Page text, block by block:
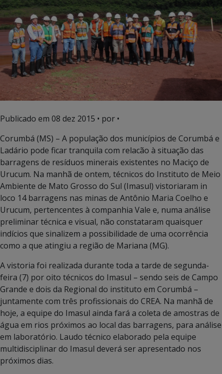
Publicado em 08 dez 2015 • por •
Corumbá (MS) – A população dos municípios de Corumbá e
Ladário pode ficar tranquila com relacão à situação das
barragens de resíduos minerais existentes no Maciço de
Urucum. Na manhã de ontem, técnicos do Instituto de Meio
Ambiente de Mato Grosso do Sul (Imasul) vistoriaram in
loco 14 barragens nas minas de Antônio Maria Coelho e
Urucum, pertencentes à companhia Vale e, numa análise
preliminar técnica e visual, não constataram quaisquer
indícios que sinalizem a possibilidade de uma ocorrência
como a que atingiu a região de Mariana (MG).
A vistoria foi realizada durante toda a tarde de segunda-
feira (7) por oito técnicos do Imasul – sendo seis de Campo
Grande e dois da Regional do instituto em Corumbá –
juntamente com três profissionais do CREA. Na manhã de
hoje, a equipe do Imasul ainda fará a coleta de amostras de
água em rios próximos ao local das barragens, para análise
em laboratório. Laudo técnico elaborado pela equipe
multidisciplinar do Imasul deverá ser apresentado nos
próximos dias.